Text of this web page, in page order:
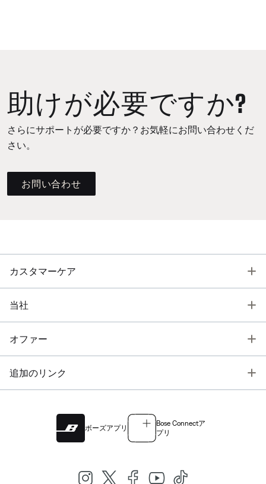
助けが必要ですか?
さらにサポートが必要ですか？お気軽にお問い合わせくだ
さい。
お問い合わせ
カスタマーケア
当社
オファー
追加のリンク
ボーズアプリ
Bose Connectア
プリ